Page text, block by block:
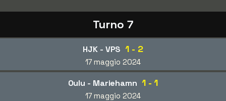
Turno 7
HJK - VPS 1 - 2
17 maggio 2024
Oulu - Mariehamn 1 - 1
17 maggio 2024